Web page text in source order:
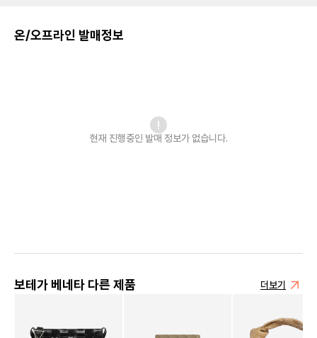
온/오프라인 발매정보
현재 진행중인 발매 정보가 없습니다.
보테가 베네타 다른 제품 더보기